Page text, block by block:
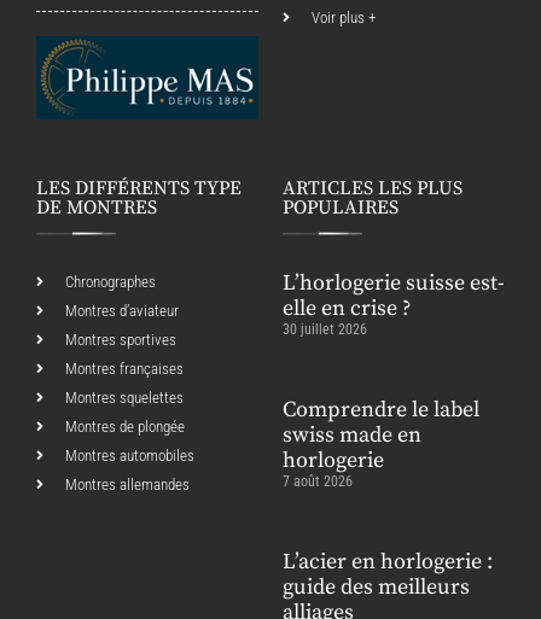
Voir plus +
LES DIFFÉRENTS TYPE
DE MONTRES
Chronographes
Montres d’aviateur
Montres sportives
Montres françaises
Montres squelettes
Montres de plongée
Montres automobiles
Montres allemandes
ARTICLES LES PLUS
POPULAIRES
L’horlogerie suisse est-
elle en crise ?
30 juillet 2026
Comprendre le label
swiss made en
horlogerie
7 août 2026
L’acier en horlogerie :
guide des meilleurs
alliages